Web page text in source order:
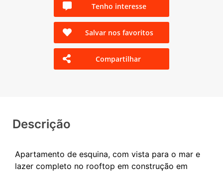
Tenho interesse
Salvar nos favoritos
Compartilhar
Descrição
Apartamento de esquina, com vista para o mar e
lazer completo no rooftop em construção em